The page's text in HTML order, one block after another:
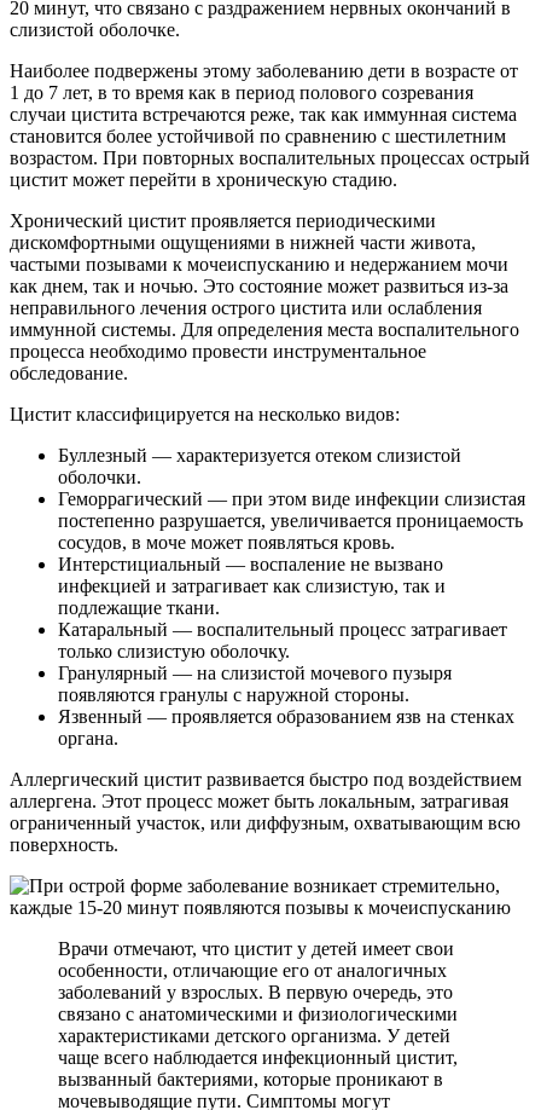
20 минут, что связано с раздражением нервных окончаний в
слизистой оболочке.
Наиболее подвержены этому заболеванию дети в возрасте от
1 до 7 лет, в то время как в период полового созревания
случаи цистита встречаются реже, так как иммунная система
становится более устойчивой по сравнению с шестилетним
возрастом. При повторных воспалительных процессах острый
цистит может перейти в хроническую стадию.
Хронический цистит проявляется периодическими
дискомфортными ощущениями в нижней части живота,
частыми позывами к мочеиспусканию и недержанием мочи
как днем, так и ночью. Это состояние может развиться из-за
неправильного лечения острого цистита или ослабления
иммунной системы. Для определения места воспалительного
процесса необходимо провести инструментальное
обследование.
Цистит классифицируется на несколько видов:
Буллезный — характеризуется отеком слизистой
оболочки.
Геморрагический — при этом виде инфекции слизистая
постепенно разрушается, увеличивается проницаемость
сосудов, в моче может появляться кровь.
Интерстициальный — воспаление не вызвано
инфекцией и затрагивает как слизистую, так и
подлежащие ткани.
Катаральный — воспалительный процесс затрагивает
только слизистую оболочку.
Гранулярный — на слизистой мочевого пузыря
появляются гранулы с наружной стороны.
Язвенный — проявляется образованием язв на стенках
органа.
Аллергический цистит развивается быстро под воздействием
аллергена. Этот процесс может быть локальным, затрагивая
ограниченный участок, или диффузным, охватывающим всю
поверхность.
Врачи отмечают, что цистит у детей имеет свои
особенности, отличающие его от аналогичных
заболеваний у взрослых. В первую очередь, это
связано с анатомическими и физиологическими
характеристиками детского организма. У детей
чаще всего наблюдается инфекционный цистит,
вызванный бактериями, которые проникают в
мочевыводящие пути. Симптомы могут